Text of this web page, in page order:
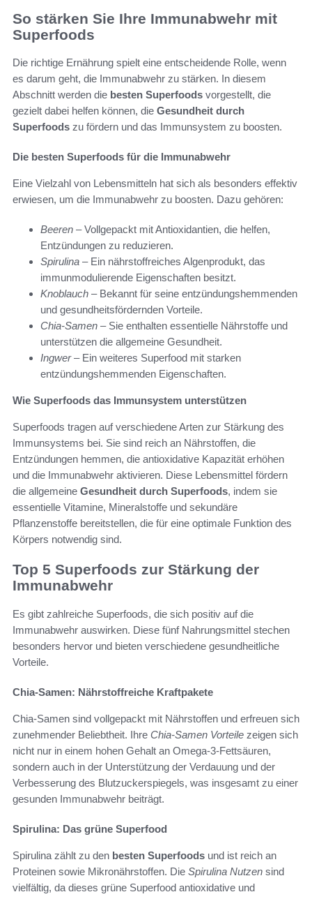
So stärken Sie Ihre Immunabwehr mit
Superfoods
Die richtige Ernährung spielt eine entscheidende Rolle, wenn
es darum geht, die Immunabwehr zu stärken. In diesem
Abschnitt werden die besten Superfoods vorgestellt, die
gezielt dabei helfen können, die Gesundheit durch
Superfoods zu fördern und das Immunsystem zu boosten.
Die besten Superfoods für die Immunabwehr
Eine Vielzahl von Lebensmitteln hat sich als besonders effektiv
erwiesen, um die Immunabwehr zu boosten. Dazu gehören:
Beeren – Vollgepackt mit Antioxidantien, die helfen,
Entzündungen zu reduzieren.
Spirulina – Ein nährstoffreiches Algenprodukt, das
immunmodulierende Eigenschaften besitzt.
Knoblauch – Bekannt für seine entzündungshemmenden
und gesundheitsfördernden Vorteile.
Chia-Samen – Sie enthalten essentielle Nährstoffe und
unterstützen die allgemeine Gesundheit.
Ingwer– Ein weiteres Superfood mit starken
entzündungshemmenden Eigenschaften.
Wie Superfoods das Immunsystem unterstützen
Superfoods tragen auf verschiedene Arten zur Stärkung des
Immunsystems bei. Sie sind reich an Nährstoffen, die
Entzündungen hemmen, die antioxidative Kapazität erhöhen
und die Immunabwehr aktivieren. Diese Lebensmittel fördern
die allgemeine Gesundheit durch Superfoods, indem sie
essentielle Vitamine, Mineralstoffe und sekundäre
Pflanzenstoffe bereitstellen, die für eine optimale Funktion des
Körpers notwendig sind.
Top 5 Superfoods zur Stärkung der
Immunabwehr
Es gibt zahlreiche Superfoods, die sich positiv auf die
Immunabwehr auswirken. Diese fünf Nahrungsmittel stechen
besonders hervor und bieten verschiedene gesundheitliche
Vorteile.
Chia-Samen: Nährstoffreiche Kraftpakete
Chia-Samen sind vollgepackt mit Nährstoffen und erfreuen sich
zunehmender Beliebtheit. Ihre Chia-Samen Vorteile zeigen sich
nicht nur in einem hohen Gehalt an Omega-3-Fettsäuren,
sondern auch in der Unterstützung der Verdauung und der
Verbesserung des Blutzuckerspiegels, was insgesamt zu einer
gesunden Immunabwehr beiträgt.
Spirulina: Das grüne Superfood
Spirulina zählt zu den besten Superfoods und ist reich an
Proteinen sowie Mikronährstoffen. Die Spirulina Nutzen sind
vielfältig, da dieses grüne Superfood antioxidative und